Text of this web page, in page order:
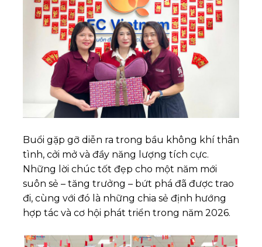
Buổi gặp gỡ diễn ra trong bầu không khí thân
tình, cởi mở và đầy năng lượng tích cực.
Những lời chúc tốt đẹp cho một năm mới
suôn sẻ – tăng trưởng – bứt phá đã được trao
đi, cùng với đó là những chia sẻ định hướng
hợp tác và cơ hội phát triển trong năm 2026.